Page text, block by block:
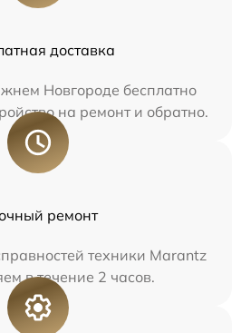
доставка
Новгороде бесплатно
на ремонт и обратно.
ремонт
техники Marantz
в течение 2 часов.